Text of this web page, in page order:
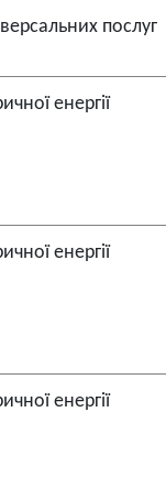
послуг
енергії
енергії
енергії